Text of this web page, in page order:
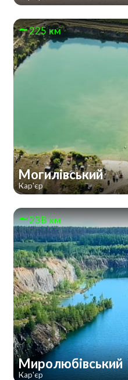
225 км
Могилівський
Кар'єр
238 км
Миролюбівський
Кар'єр